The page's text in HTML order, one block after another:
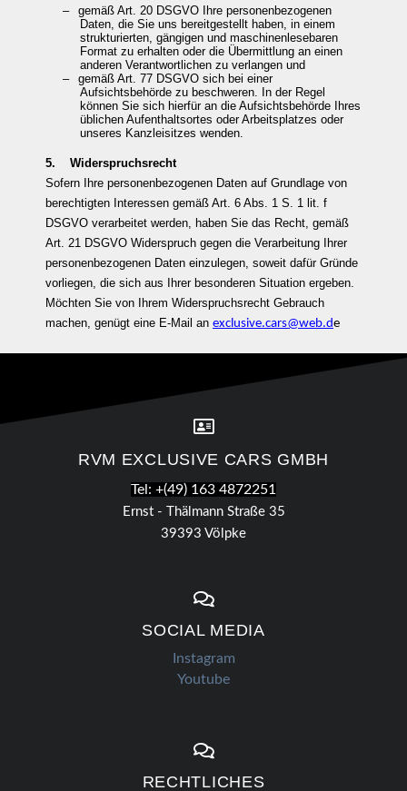
–
gemäß Art. 20 DSGVO Ihre personenbezogenen
Daten, die Sie uns bereitgestellt haben, in einem
strukturierten, gängigen und maschinenlesebaren
Format zu erhalten oder die Übermittlung an einen
anderen Verantwortlichen zu verlangen und
–
gemäß Art. 77 DSGVO sich bei einer
Aufsichtsbehörde zu beschweren. In der Regel
können Sie sich hierfür an die Aufsichtsbehörde Ihres
üblichen Aufenthaltsortes oder Arbeitsplatzes oder
unseres Kanzleisitzes wenden.
5. Widerspruchsrecht
Sofern Ihre personenbezogenen Daten auf Grundlage von
berechtigten Interessen gemäß Art. 6 Abs. 1 S. 1 lit. f
DSGVO verarbeitet werden, haben Sie das Recht, gemäß
Art. 21 DSGVO Widerspruch gegen die Verarbeitung Ihrer
personenbezogenen Daten einzulegen, soweit dafür Gründe
vorliegen, die sich aus Ihrer besonderen Situation ergeben.
Möchten Sie von Ihrem Widerspruchsrecht Gebrauch
machen, genügt eine E-Mail an exclusive.cars@web.de
RVM EXCLUSIVE CARS GMBH
Tel: +(49) 163 4872251
Ernst - Thälmann Straße 35
39393 Völpke
SOCIAL MEDIA
Instagram
Youtube
RECHTLICHES